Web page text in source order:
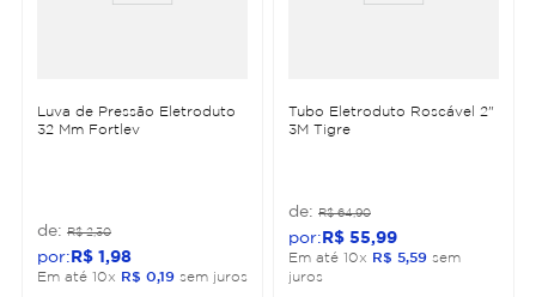
Luva de Pressão Eletroduto
32 Mm Fortlev
R$ 2,30
R$ 1 98
Em até 10x R$ 0 19 sem juros
Tubo Eletroduto Roscável 2"
3M Tigre
R$ 64,90
R$ 55 99
Em até 10x R$ 5 59 sem
juros